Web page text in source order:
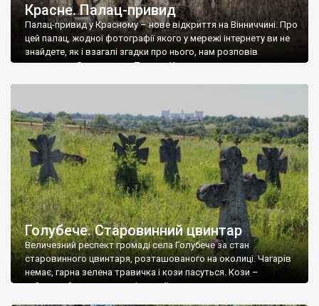
Красне. Палац-привид
Палац-привид у Красному – нове відкриття на Вінниччині. Про
цей палац, жодної фотографії якого у мережі інтернету ви не
знайдете, як і взагалі згадки про нього, нам розповів
мешканець Самгородка. Палац у Красному вразив не лише
Голубече. Старовинний цвинтар
Величезний респект громаді села Голубече за стан
старовинного цвинтаря, розташованого на околиці. Чагарів
немає, гарна зелена травичка і кози пасуться. Кози –
найкращий регулятор шкідливої, для старих кладовищ,